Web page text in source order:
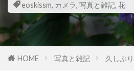
eoskissm, カメラ, 写真と雑記, 花
HOME 写真と雑記 久しぶ